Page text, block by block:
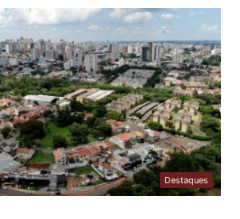
Destaques